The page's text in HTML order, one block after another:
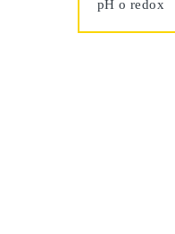
pH o redox